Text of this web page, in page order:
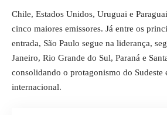
Chile, Estados Unidos, Uruguai e
cinco maiores emissores. Já entre os
entrada, São Paulo segue na liderança,
Janeiro, Rio Grande do Sul, Paraná e
consolidando o protagonismo do Sudeste
internacional.